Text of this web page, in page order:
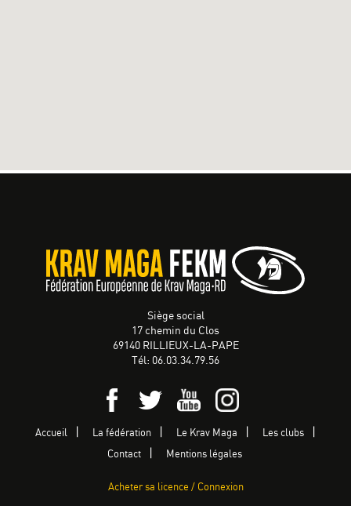
Siège social
17 chemin du Clos
69140 RILLIEUX-LA-PAPE
Tél: 06.03.34.79.56
Accueil La fédération Le Krav Maga Les clubs
Contact Mentions légales
Acheter sa licence / Connexion